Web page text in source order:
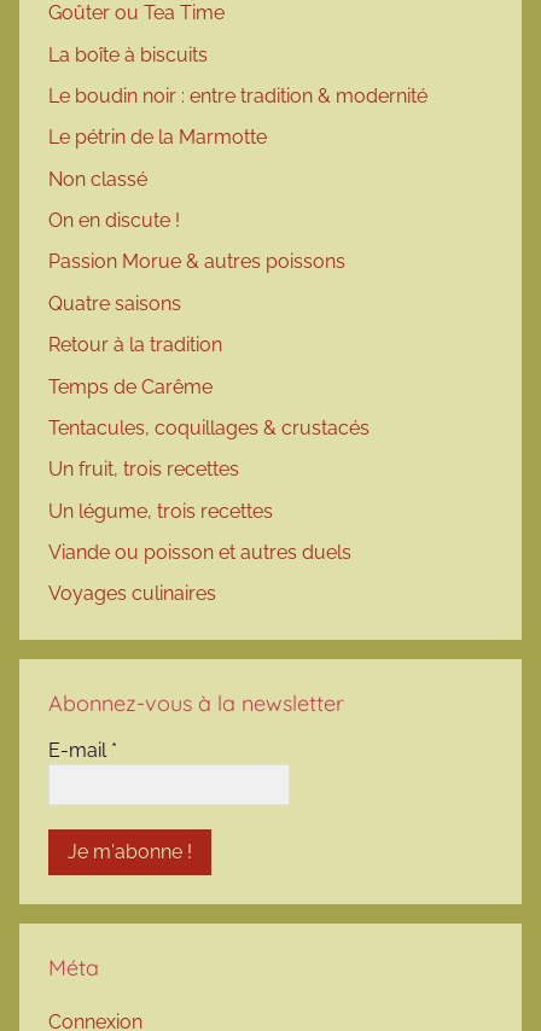
Goûter ou Tea Time
La boîte à biscuits
Le boudin noir : entre tradition & modernité
Le pétrin de la Marmotte
Non classé
On en discute !
Passion Morue & autres poissons
Quatre saisons
Retour à la tradition
Temps de Carême
Tentacules, coquillages & crustacés
Un fruit, trois recettes
Un légume, trois recettes
Viande ou poisson et autres duels
Voyages culinaires
Abonnez-vous à la newsletter
E-mail *
Méta
Connexion